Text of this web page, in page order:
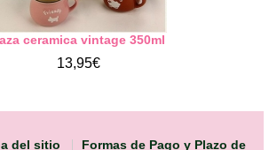
ceramica vintage 350ml
13,95€
del sitio
Formas de Pago y Plazo de